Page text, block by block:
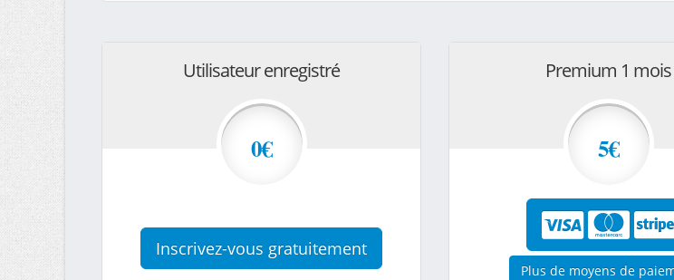
Utilisateur enregistré
0€
Inscrivez-vous gratuitement
Premium 1 mois
5€
Plus de moyens de